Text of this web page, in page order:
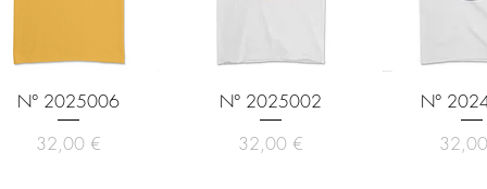
Snabbvisning
N° 2025006
Pris
32,00 €
Snabbvisning
N° 2025002
Pris
32,00 €
N°
Pris